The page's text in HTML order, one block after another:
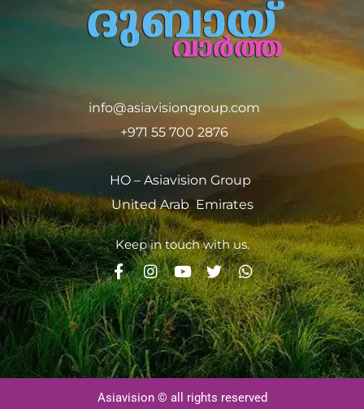
info@asiavisiongroup.com
+971 55 700 2876
HO – Asiavision Group
United Arab Emirates
Keep in touch with us.
Asiavision © all rights reserved